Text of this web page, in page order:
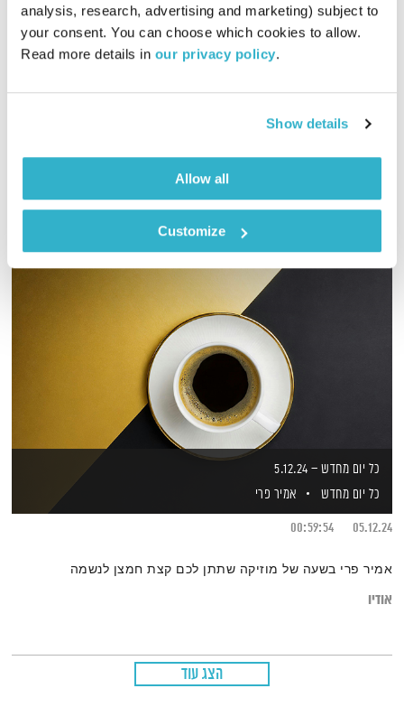
analysis, research, advertising and marketing) subject to
your consent. You can choose which cookies to allow.
Read more details in our privacy policy.
Show details
Allow all
Customize
לשם שינוי
אירי ריקין ושמואל וילוז'ני
אסוציאטיבית וחופשית.
כל יום מחדש – 5.12.24
כל יום מחדש
אמיר פרי
05.12.24
00:59:54
אמיר פרי בשעה של מוזיקה שתתן לכם קצת חמצן לנשמה
אודיו
הצג עוד